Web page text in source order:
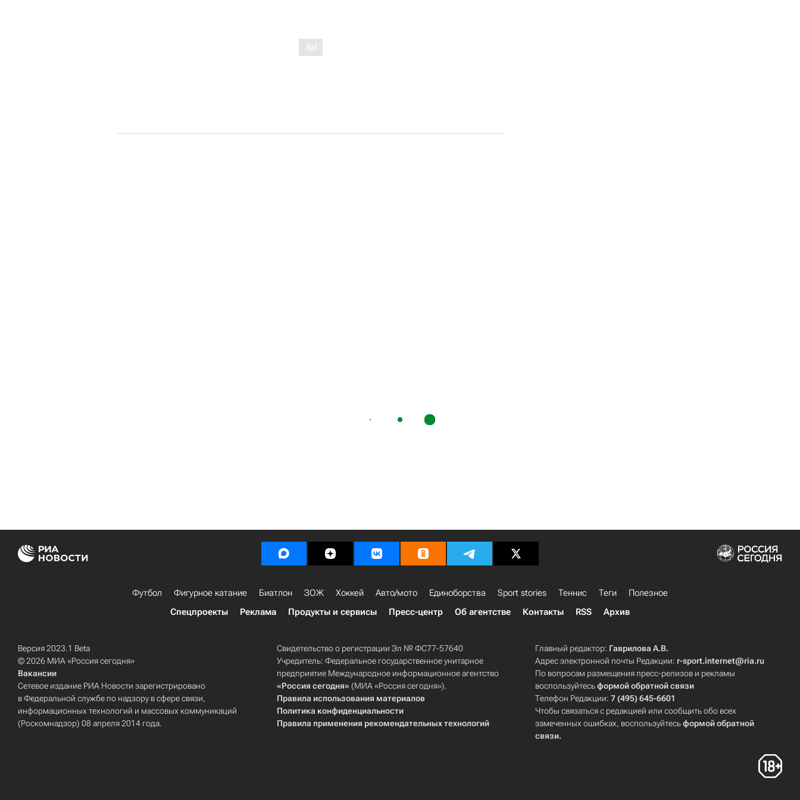
Футбол Фигурное катание Биатлон ЗОЖ Хоккей Авто/мото Единоборства Sport stories Теннис Теги
Полезное
Спецпроекты
Реклама Продукты и сервисы Пресс-центр Об агентстве Контакты RSS Архив
Версия 2023.1 Beta
© 2026 МИА «Россия сегодня»
Вакансии
Сетевое издание РИА Новости зарегистрировано
в Федеральной службе по надзору в сфере связи,
информационных технологий и массовых коммуникаций
(Роскомнадзор) 08 апреля 2014 года.
Свидетельство о регистрации Эл № ФС77-57640
Учредитель: Федеральное государственное унитарное
предприятие Международное информационное агентство
«Россия сегодня» (МИА «Россия сегодня»).
Правила использования материалов
Политика конфиденциальности
Правила применения рекомендательных технологий
Главный редактор: Гаврилова А.В.
Адрес электронной почты Редакции: r-sport.internet@ria.ru
По вопросам размещения пресс-релизов и рекламы
воспользуйтесьформой обратной связи
Телефон Редакции:7 (495) 645-6601
Чтобы связаться с редакцией или сообщить обо всех
замеченных ошибках, воспользуйтесьформой обратной
связи.